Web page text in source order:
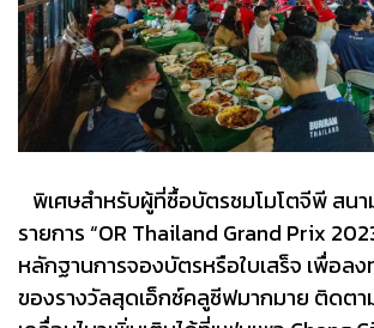
พิเศษสำหรับผู้ที่ซื้อบัตรชมโมโตจีพี สนา
รายการ “OR Thailand Grand Prix
หลักฐานการจองบัตรหรือใบเสร็จ เพื่อลง
ของรางวัลสุดเอ็กซ์คลูซีฟมากมาย ติดตา